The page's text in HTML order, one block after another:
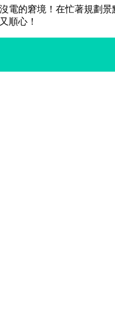
電的窘境！在忙著規劃景
順心！